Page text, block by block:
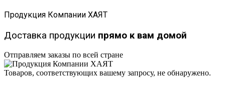
Продукция Компании ХАЯТ
Доставка продукции прямо к вам домой
Отправляем заказы по всей стране
Товаров, соответствующих вашему запросу, не обнаружено.